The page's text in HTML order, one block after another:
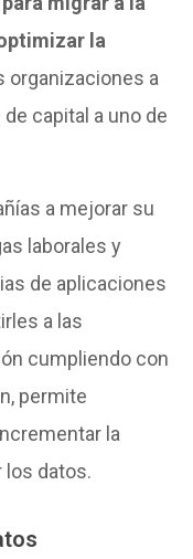
la
organizaciones a
capital a uno de
a mejorar su
laborales y
de aplicaciones
a las
cumpliendo con
permite
la
los datos.